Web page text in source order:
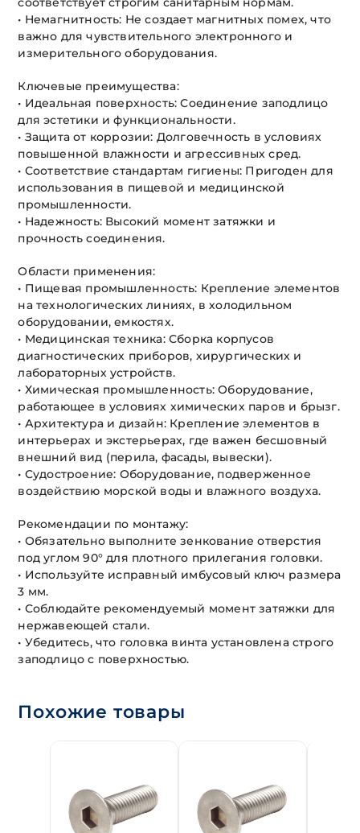
• Немагнитность: Не создает магнитных помех, что
важно для чувствительного электронного и
измерительного оборудования.
Ключевые преимущества:
• Идеальная поверхность: Соединение заподлицо
для эстетики и функциональности.
• Защита от коррозии: Долговечность в условиях
повышенной влажности и агрессивных сред.
• Соответствие стандартам гигиены: Пригоден для
использования в пищевой и медицинской
промышленности.
• Надежность: Высокий момент затяжки и
прочность соединения.
Области применения:
• Пищевая промышленность: Крепление элементов
на технологических линиях, в холодильном
оборудовании, емкостях.
• Медицинская техника: Сборка корпусов
диагностических приборов, хирургических и
лабораторных устройств.
• Химическая промышленность: Оборудование,
работающее в условиях химических паров и брызг.
• Архитектура и дизайн: Крепление элементов в
интерьерах и экстерьерах, где важен бесшовный
внешний вид (перила, фасады, вывески).
• Судостроение: Оборудование, подверженное
воздействию морской воды и влажного воздуха.
Рекомендации по монтажу:
• Обязательно выполните зенкование отверстия
под углом 90° для плотного прилегания головки.
• Используйте исправный имбусовый ключ размера
3 мм.
• Соблюдайте рекомендуемый момент затяжки для
нержавеющей стали.
• Убедитесь, что головка винта установлена строго
заподлицо с поверхностью.
Похожие товары